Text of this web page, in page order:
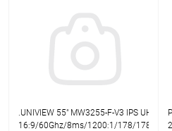
.UNIVIEW 55" MW3255-F-V3 IPS UHD
16:9/60Ghz/8ms/1200:1/178/178/